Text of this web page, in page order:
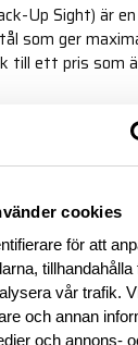
cookies
för att
vår trafik.
och annan
och annons-
Up Sight) är
som ger
till ett pris som